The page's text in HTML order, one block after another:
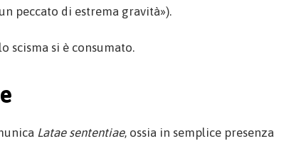
peccato di estrema gravità»).
scisma si è consumato.
Latae sententiae, ossia in semplice presenza